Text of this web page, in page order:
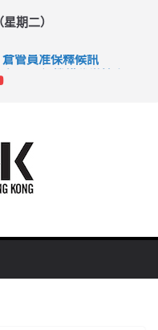
期二）
管員准保釋候訊